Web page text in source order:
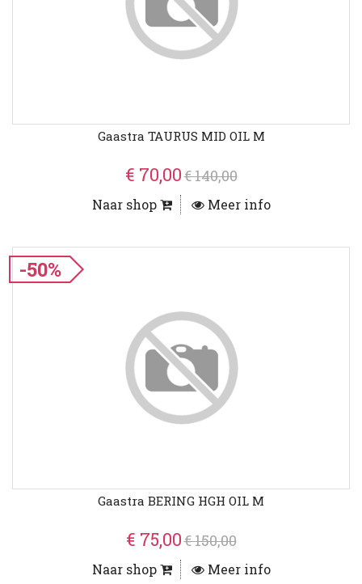
Gaastra TAURUS MID OIL M
€ 70,00€ 140,00
Naar shop Meer info
-50%
Gaastra BERING HGH OIL M
€ 75,00€ 150,00
Naar shop Meer info